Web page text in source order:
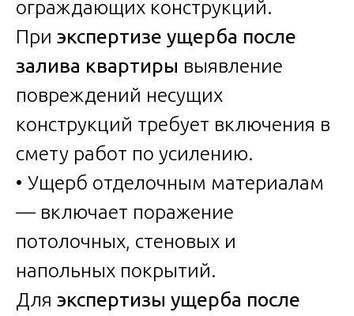
ограждающих конструкций.
При экспертизе ущерба после
залива квартиры выявление
повреждений несущих
конструкций требует включения в
смету работ по усилению.
• Ущерб отделочным материалам
— включает поражение
потолочных, стеновых и
напольных покрытий.
Для экспертизы ущерба после